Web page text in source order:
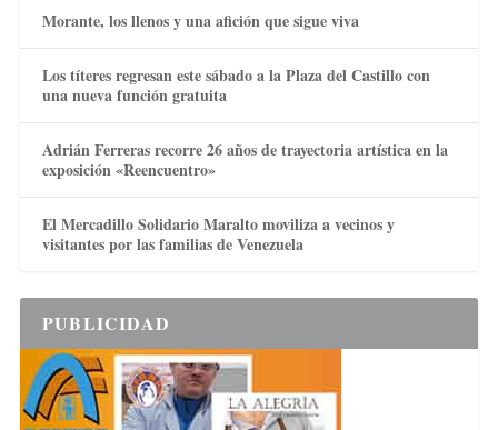
Morante, los llenos y una afición que sigue viva
Los títeres regresan este sábado a la Plaza del Castillo con
una nueva función gratuita
Adrián Ferreras recorre 26 años de trayectoria artística en la
exposición «Reencuentro»
El Mercadillo Solidario Maralto moviliza a vecinos y
visitantes por las familias de Venezuela
PUBLICIDAD